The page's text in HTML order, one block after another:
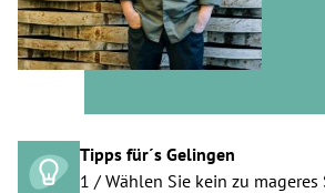
Tipps für´s Gelingen
1 / Wählen Sie kein zu